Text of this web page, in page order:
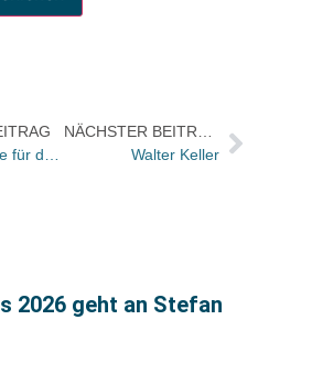
Walter Keller
2026 geht an Stefan